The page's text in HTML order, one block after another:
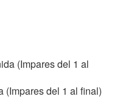
(Impares del 1 al
(Impares del 1 al final)